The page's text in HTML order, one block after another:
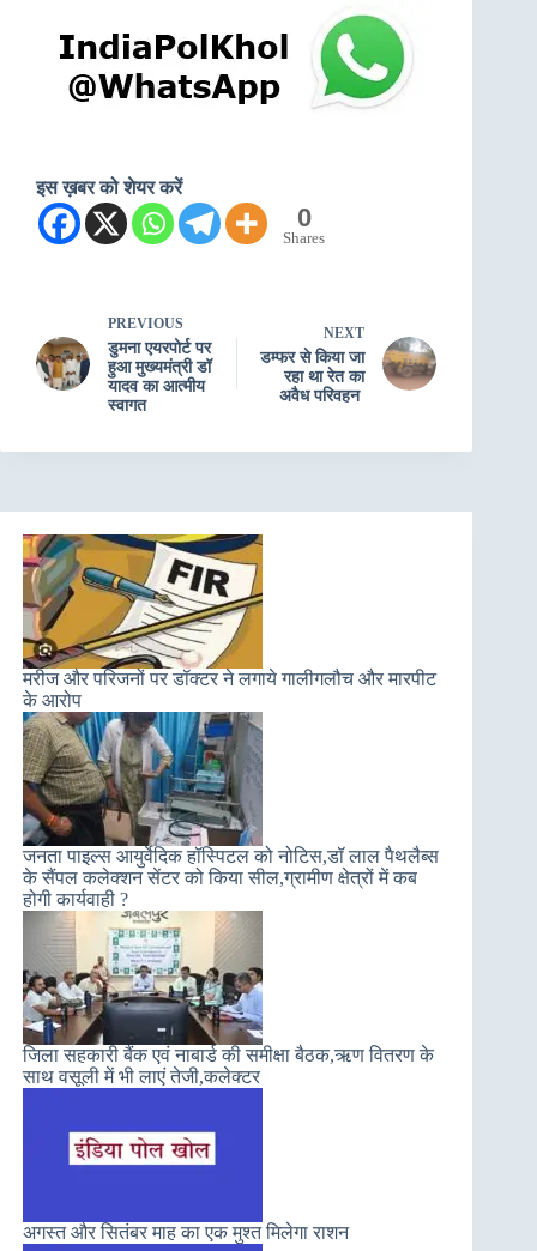
इस ख़बर को शेयर करें
0
Shares
PREVIOUS
डुमना एयरपोर्ट पर
हुआ मुख्यमंत्री डॉ
यादव का आत्मीय
स्वागत
NEXT
डम्फर से किया जा
रहा था रेत का
अवैध परिवहन
मरीज और परिजनों पर डॉक्टर ने लगाये गालीगलौच और मारपीट
के आरोप
जनता पाइल्स आयुर्वेदिक हॉस्पिटल को नोटिस,डॉ लाल पैथलैब्स
के सैंपल कलेक्शन सेंटर को किया सील,ग्रामीण क्षेत्रों में कब
होगी कार्यवाही ?
जिला सहकारी बैंक एवं नाबार्ड की समीक्षा बैठक,ऋण वितरण के
साथ वसूली में भी लाएं तेजी,कलेक्टर
अगस्त और सितंबर माह का एक मुश्त मिलेगा राशन